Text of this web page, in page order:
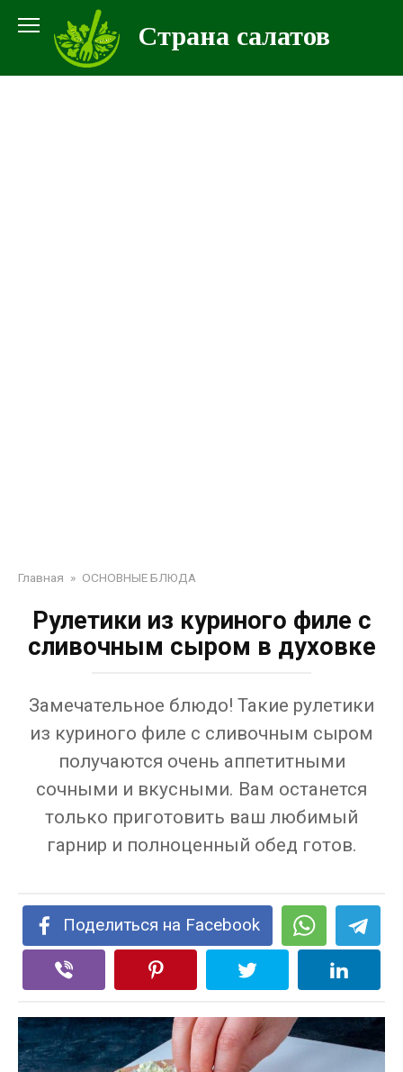
контенту
Страна салатов
Главная » ОСНОВНЫЕ БЛЮДА
Рулетики из куриного филе с
сливочным сыром в духовке
Замечательное блюдо! Такие рулетики
из куриного филе с сливочным сыром
получаются очень аппетитными
сочными и вкусными. Вам останется
только приготовить ваш любимый
гарнир и полноценный обед готов.
Поделиться на Facebook